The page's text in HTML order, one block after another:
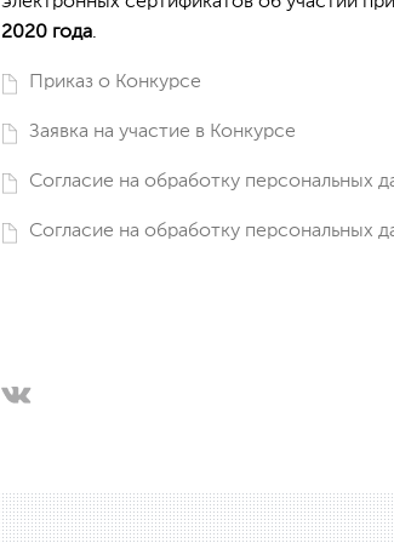
2020 года.
Приказ о Конкурсе
Заявка на участие в Конкурсе
Согласие на обработку персональных
Согласие на обработку персональных